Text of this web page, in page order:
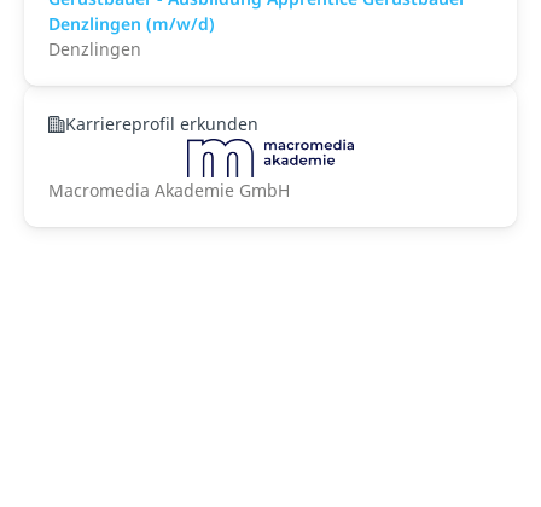
Denzlingen (m/w/d)
Denzlingen
Karriereprofil erkunden
Macromedia Akademie GmbH